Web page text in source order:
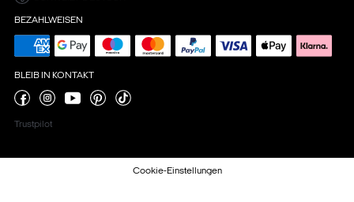
BEZAHLWEISEN
BLEIB IN KONTAKT
Trustpilot
Cookie-Einstellungen